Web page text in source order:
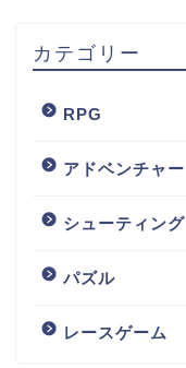
カテゴリー
RPG
アドベンチャー
シューティング
パズル
レースゲーム